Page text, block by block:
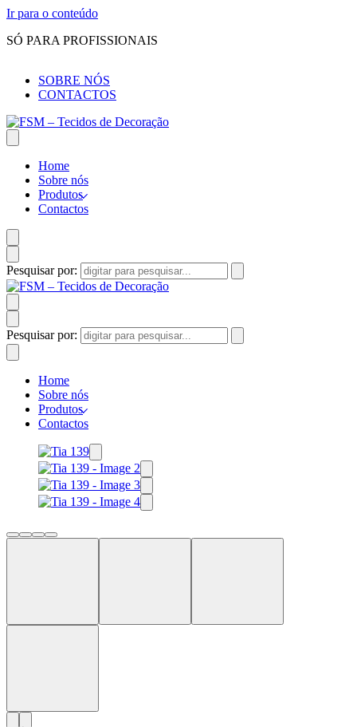
Ir para o conteúdo
SÓ PARA PROFISSIONAIS
SOBRE NÓS
CONTACTOS
Home
Sobre nós
Produtos
Contactos
Pesquisar por:
Pesquisar por:
Home
Sobre nós
Produtos
Contactos